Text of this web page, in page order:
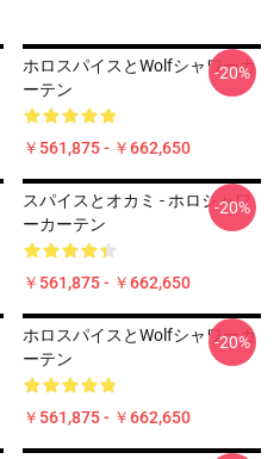
ホロスパイスとWolfシャワーカ
ーテン
￥561,875 - ￥662,650
-20%
スパイスとオカミ - ホロシャワ
ーカーテン
￥561,875 - ￥662,650
-20%
ホロスパイスとWolfシャワーカ
ーテン
￥561,875 - ￥662,650
-20%